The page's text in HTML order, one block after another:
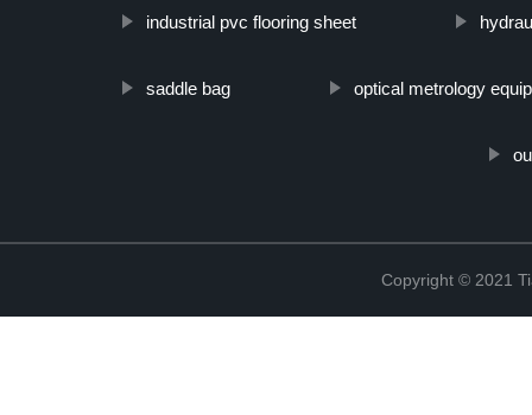
industrial pvc flooring sheet
saddle bag optical metrology
Copyright © 2021